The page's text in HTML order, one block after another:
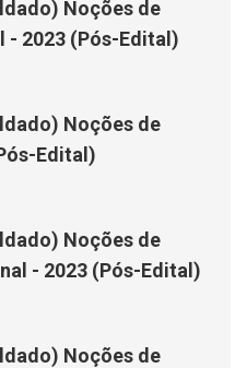
Noções de
2023 (Pós-Edital)
Noções de
Edital)
Noções de
- 2023 (Pós-Edital)
Noções de